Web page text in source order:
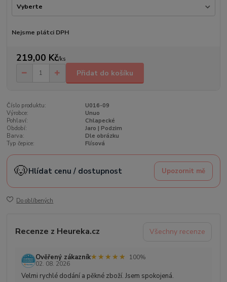
Nejsme plátci DPH
219,00 Kč/ks
Přidat do košíku
Číslo produktu:
U016-09
Výrobce:
Unuo
Pohlaví:
Chlapecké
Období:
Jaro | Podzim
Barva:
Dle obrázku
Typ čepice:
Flísová
🐶Hlídat cenu / dostupnost Upozornit mě
Do oblíbených
Recenze z Heureka.cz Všechny recenze
Ověřený zákazník★★★★★
★★★★★
100%
02. 08. 2026
Velmi rychlé dodání a pěkné zboží. Jsem spokojená.